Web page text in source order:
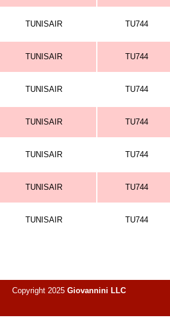
TUNISAIR TU744
TUNISAIR TU744
TUNISAIR TU744
TUNISAIR TU744
TUNISAIR TU744
TUNISAIR TU744
TUNISAIR TU744
Copyright 2025 Giovannini LLC